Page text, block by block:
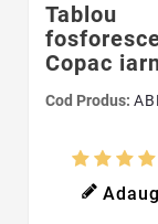
Tablou
Copac
Cod Produs: